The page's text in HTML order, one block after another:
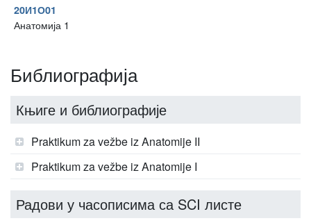
20И1О01
Анатомија 1
Библиографија
Књиге и библиографије
Praktikum za vežbe iz Anatomije II
Praktikum za vežbe iz Anatomije I
Радови у часописима са SCI листе